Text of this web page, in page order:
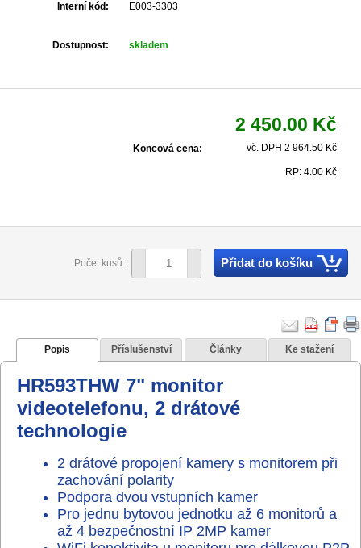
Interní kód:
E003-3303
Dostupnost: skladem
Koncová cena:
2 450.00 Kč
vč. DPH 2 964.50 Kč
RP: 4.00 Kč
Počet kusů: Přidat do košíku
Popis Příslušenství Články Ke stažení
HR593THW 7" monitor
videotelefonu, 2 drátové
technologie
2 drátové propojení kamery s monitorem při
zachování polarity
Podpora dvou vstupních kamer
Pro jednu bytovou jednotku až 6 monitorů a
až 4 bezpečnostní IP 2MP kamer